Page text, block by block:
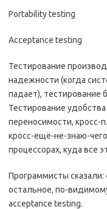
Portability testing
Acceptance testing
Тестирование
надежности (когда
падает), тестирование
Тестирование
переносимости, кросс-
кросс-ещё-не-знаю-
процессорах, куда все
Программисты сказали:
остальное, по-
acceptance testing.